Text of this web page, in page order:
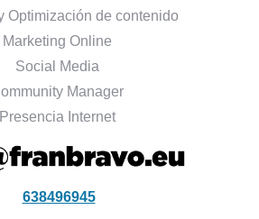
Optimización de contenido
Marketing Online
Social Media
Manager
Presencia Internet
638496945